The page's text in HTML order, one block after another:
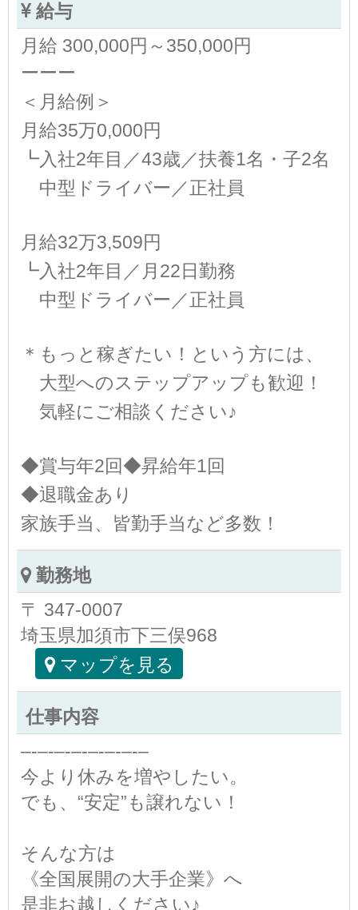
給与
月給 300,000円～350,000円
ーーー
＜月給例＞
月給35万0,000円
┗入社2年目／43歳／扶養1名・子2名
中型ドライバー／正社員
月給32万3,509円
┗入社2年目／月22日勤務
中型ドライバー／正社員
＊もっと稼ぎたい！という方には、
大型へのステップアップも歓迎！
気軽にご相談ください♪
◆賞与年2回◆昇給年1回
◆退職金あり
家族手当、皆勤手当など多数！
勤務地
〒 347-0007
埼玉県加須市下三俣968
マップを見る
仕事内容
–‐–‐–‐–‐–‐–‐–‐–
今より休みを増やしたい。
でも、“安定”も譲れない！
そんな方は
《全国展開の大手企業》へ
是非お越しください♪